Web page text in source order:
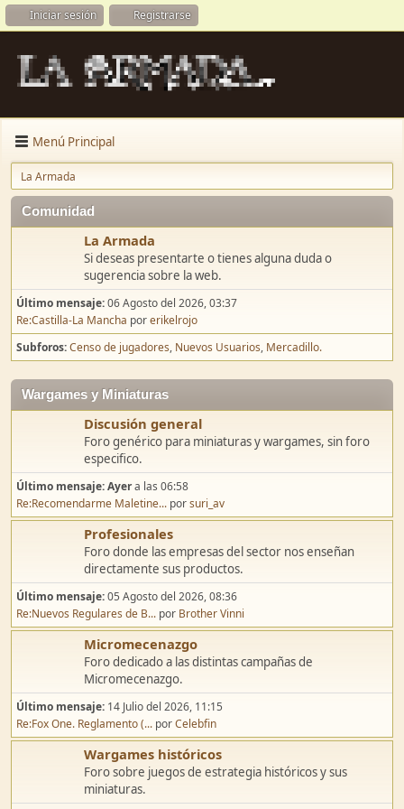
Iniciar sesión Registrarse
Menú Principal
La Armada
Comunidad
La Armada
Si deseas presentarte o tienes alguna duda o
sugerencia sobre la web.
Último mensaje:06 Agosto del 2026, 03:37
Re:Castilla-La Mancha porerikelrojo
Subforos Censo de jugadores Nuevos Usuarios Mercadillo.
Wargames y Miniaturas
Discusión general
Foro genérico para miniaturas y wargames, sin foro
especifico.
Último mensaje:Ayera las 06:58
Re:Recomendarme Maletine... porsuri_av
Profesionales
Foro donde las empresas del sector nos enseñan
directamente sus productos.
Último mensaje:05 Agosto del 2026, 08:36
Re:Nuevos Regulares de B... por Brother Vinni
Micromecenazgo
Foro dedicado a las distintas campañas de
Micromecenazgo.
Último mensaje: 14 Julio del 2026, 11:15
Re:Fox One. Reglamento (... porCelebfin
Wargames históricos
Foro sobre juegos de estrategia históricos y sus
miniaturas.